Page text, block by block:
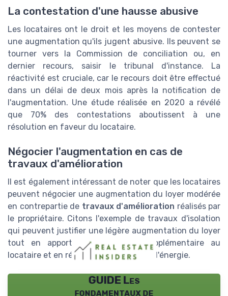
La contestation d'une hausse abusive
Les locataires ont le droit et les moyens de contester
une augmentation qu'ils jugent abusive. Ils peuvent se
tourner vers la Commission de conciliation ou, en
dernier recours, saisir le tribunal d'instance. La
réactivité est cruciale, car le recours doit être effectué
dans un délai de deux mois après la notification de
l'augmentation. Une étude réalisée en 2020 a révélé
que 70% des contestations aboutissent à une
résolution en faveur du locataire.
Négocier l'augmentation en cas de
travaux d'amélioration
Il est également intéressant de noter que les locataires
peuvent négocier une augmentation du loyer modérée
en contrepartie de travaux d'amélioration réalisés par
le propriétaire. Citons l'exemple de travaux d'isolation
qui peuvent justifier une légère augmentation du loyer
tout en apportant un confort supplémentaire au
locataire et en réduisant les factures d'énergie.
GUIDE Les
fondamentaux de